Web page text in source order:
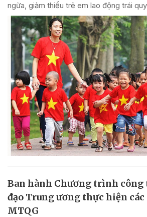
ngừa, giảm thiểu trẻ em lao động trái
Ban hành Chương trình công
đạo Trung ương thực hiện
MTQG